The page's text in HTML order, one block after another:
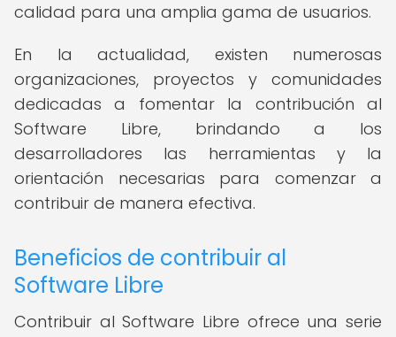
calidad para una amplia gama de usuarios.
En la actualidad, existen numerosas
organizaciones, proyectos y comunidades
dedicadas a fomentar la contribución al
Software Libre, brindando a los
desarrolladores las herramientas y la
orientación necesarias para comenzar a
contribuir de manera efectiva.
Beneficios de contribuir al
Software Libre
Contribuir al Software Libre ofrece una serie